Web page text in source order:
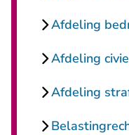
Afdeling
Afdeling
Afdeling